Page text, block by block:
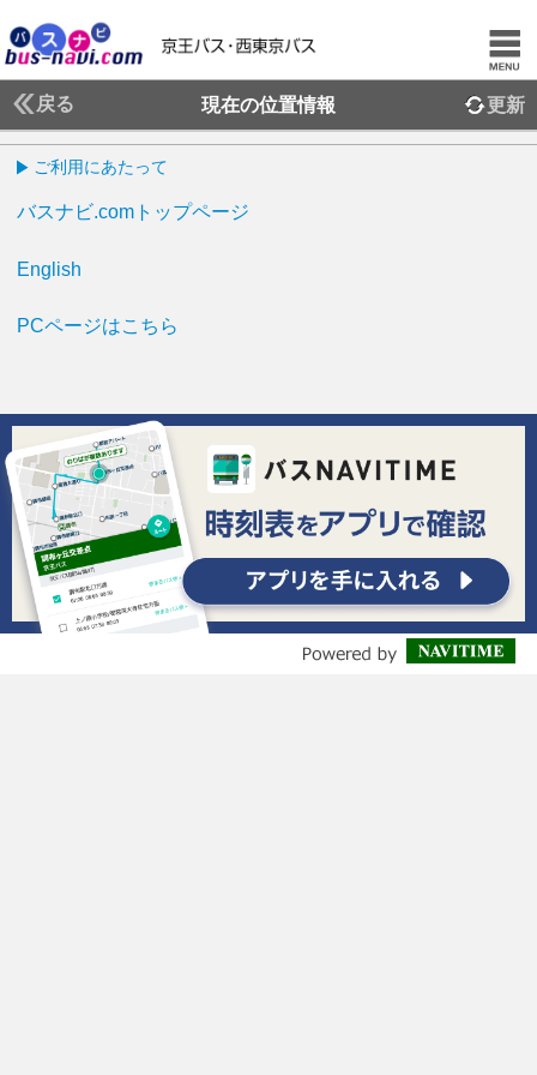
戻る 現在の位置情報 更新
ご利用にあたって
バスナビ.comトップページ
English
PCページはこちら